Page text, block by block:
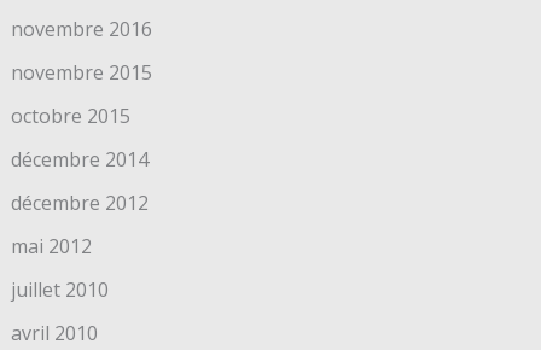
novembre 2016
novembre 2015
octobre 2015
décembre 2014
décembre 2012
mai 2012
juillet 2010
avril 2010